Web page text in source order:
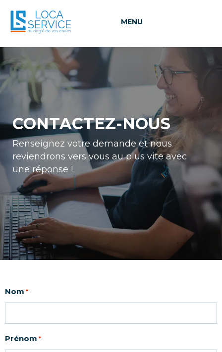
MENU
CONTACTEZ-NOUS
Renseignez votre demande et nous
reviendrons vers vous au plus vite avec
une réponse !
Nom *
Prénom *